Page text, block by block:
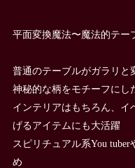
平面変換魔法〜魔法的テー
普通のテーブルがガラリと
神秘的な柄をモチーフにし
インテリアはもちろん、イ
げるアイテムにも大活躍
スピリチュアル系You
め